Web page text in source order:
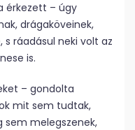
érkezett – úgy
drágaköveinek,
ráadásul neki volt az
is.
– gondolta
mit sem tudtak,
melegszenek,